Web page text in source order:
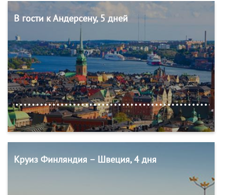
В гости к Андерсену, 5 дней
Круиз Финляндия – Швеция, 4 дня